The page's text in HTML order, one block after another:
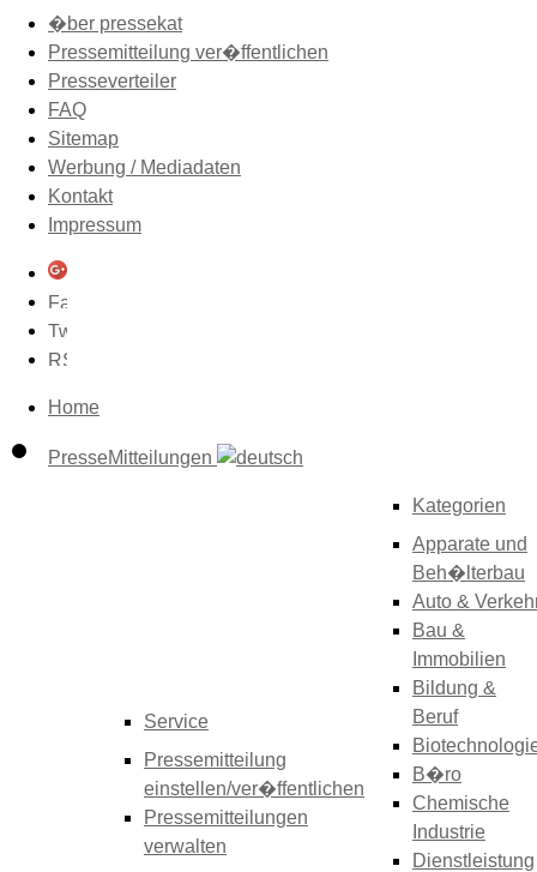
�ber pressekat
Pressemitteilung ver�ffentlichen
Presseverteiler
FAQ
Sitemap
Werbung / Mediadaten
Kontakt
Impressum
Home
PresseMitteilungen
Service
Pressemitteilung
einstellen/ver�ffentlichen
Pressemitteilungen
verwalten
Kategorien
Apparate und
Beh�lterbau
Auto &
Bau &
Immobilien
Bildung &
Beruf
B�ro
Chemische
Industrie
Dienstleistung